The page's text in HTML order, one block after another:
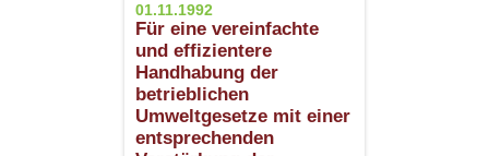
01.11.1992
Für eine vereinfachte
und effizientere
Handhabung der
betrieblichen
Umweltgesetze mit einer
entsprechenden